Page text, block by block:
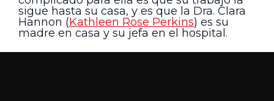
sigue hasta su casa, y es que la Dra. Clara
Hannon (Kathleen Rose Perkins) es su
madre en casa y su jefa en el hospital.